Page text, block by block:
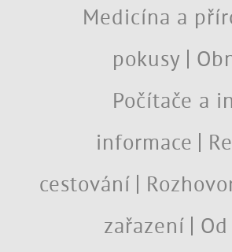
Medicína a
pokusy
Počítače a
informace
cestování
zařazení